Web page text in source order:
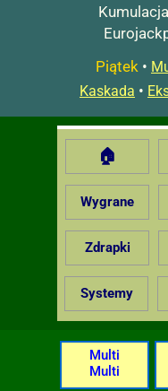
Piątek •
Kaskada •
🏠
Wygrane
Zdrapki
Systemy
Multi
Multi